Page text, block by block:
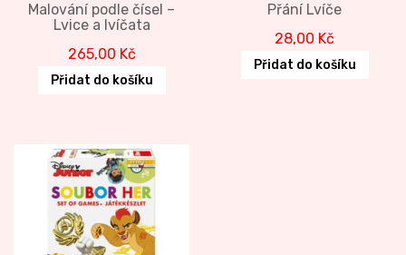
Malování podle čísel –
Lvice a lvíčata
265,00 Kč
Přidat do košíku
Přání Lvíče
28,00 Kč
Přidat do košíku